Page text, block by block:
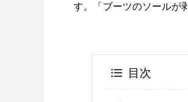
す。「ブーツのソールが
目次